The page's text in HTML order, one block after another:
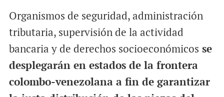
l
b
k
s
p
Organismos de seguridad, administración
tributaria, supervisión de la actividad
bancaria y de derechos socioeconómicos se
desplegarán en estados de la frontera
colombo-venezolana a fin de garantizar